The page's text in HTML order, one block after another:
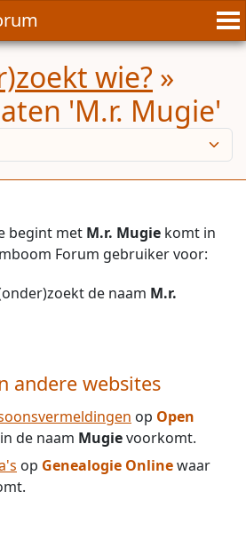
wie? »
'M.r. Mugie'
begint met M.r. Mugie komt in
Forum gebruiker voor:
de naam M.r.
andere websites
op Open
de naam Mugievoorkomt.
op Genealogie Onlinewaar